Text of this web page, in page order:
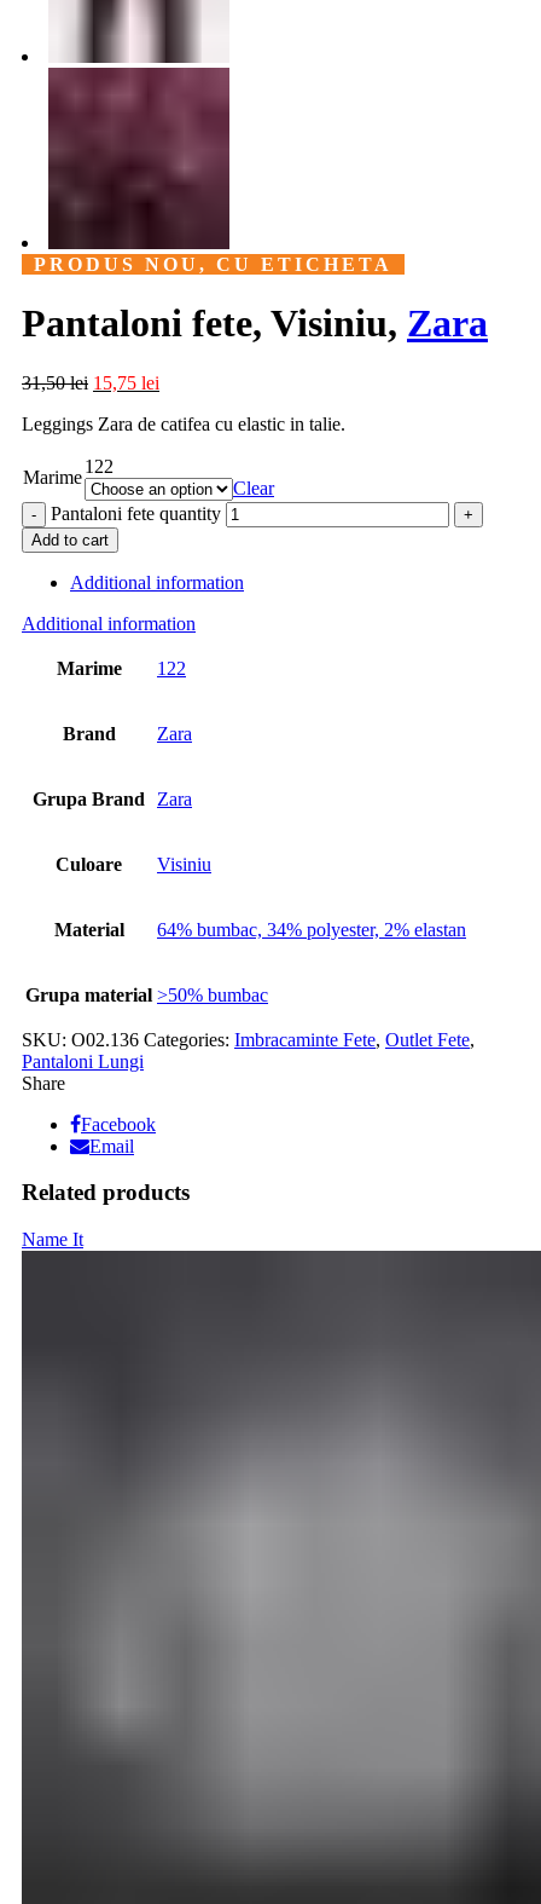
PRODUS NOU, CU ETICHETA
Pantaloni fete, Visiniu, Zara
31,50lei 15,75 lei
Leggings Zara de catifea cu elastic in talie.
Marime
122
Clear
Pantaloni fete quantity
Add to cart
Additional information
Additional information
Marime 122
Brand Zara
Grupa Brand Zara
Culoare Visiniu
Material 64% bumbac, 34% polyester, 2% elastan
Grupa material >50% bumbac
SKU: O02.136 Categories: Imbracaminte Fete, Outlet Fete,
Pantaloni Lungi
Share
Facebook
Email
Related products
Name It